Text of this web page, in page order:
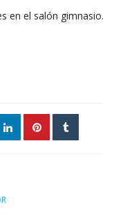
en el salón gimnasio.